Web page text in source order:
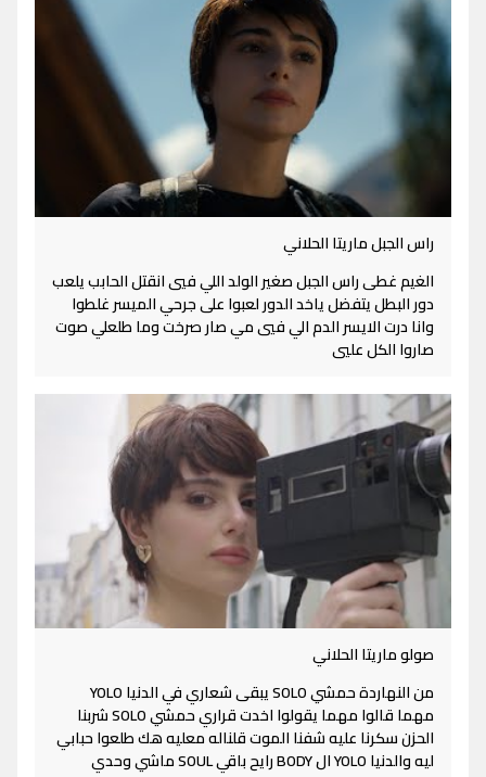
راس الجبل ماريتا الحلاني
الغيم غطى راس الجبل صغير الولد اللي فيي انقتل الحابب يلعب
دور البطل يتفضل ياخد الدور لعبوا على جرحي الميسر غلطوا
وانا درت الايسر الدم الي فيي مي صار صرخت وما طلعلي صوت
صاروا الكل عليي
صولو ماريتا الحلاني
من النهاردة حمشي SOLO يبقى شعاري في الدنيا YOLO
مهما قالوا مهما يقولوا اخدت قراري حمشي SOLO شربنا
الحزن سكرنا عليه شفنا الموت قلناله معليه هك طلعوا حبابي
ليه والدنيا YOLO ال BODY رايح باقي SOUL ماشي وحدي